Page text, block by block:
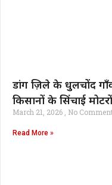
डांग ज़िले के धुलचोंद
किसानों के सिंचाई
March 21, 2026 No
Read More »